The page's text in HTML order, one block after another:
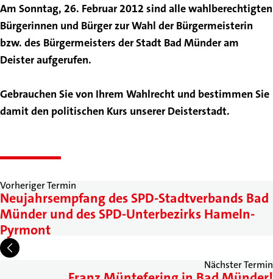
Am Sonntag, 26. Februar 2012 sind alle wahlberechtigten
Bürgerinnen und Bürger zur Wahl der Bürgermeisterin
bzw. des Bürgermeisters der Stadt Bad Münder am
Deister aufgerufen.
Gebrauchen Sie von Ihrem Wahlrecht und bestimmen Sie
damit den politischen Kurs unserer Deisterstadt.
Vorheriger Termin
Neujahrsempfang des SPD-Stadtverbands Bad
Münder und des SPD-Unterbezirks Hameln-
Pyrmont
Nächster Termin